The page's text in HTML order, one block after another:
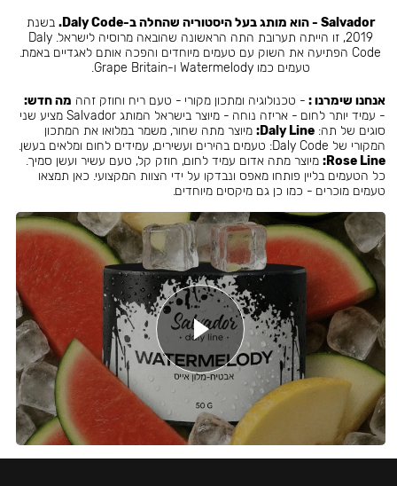
Salvador - הוא מותג בעל היסטוריה שהחלה ב-Daly Code.
בשנת
2019, זו הייתה תערובת התה הראשונה שהובאה מרוסיה לישראל. Daly
Code הפתיעה את השוק עם טעמים מיוחדים והפכה אותם לאגדיים באמת.
טעמים כמו Watermelody ו-Grape Britain.
אנחנו שימרנו : - טכנולוגיה ומתכון מקורי - טעם ריח וחוזק זהה מה חדש:
- עמיד יותר לחום - אריזה נוחה - מיוצר בישראל המותג Salvador מציע שני
סוגים של תה:Daly Line: מיוצר מתה שחור, משמר במלואו את המתכון
המקורי של Daly Code: טעמים בהירים ועשירים, עמידים לחום ומלאים בעשן.
Rose Line: מיוצר מתה אדום עמיד לחום, חוזק קל, טעם עשיר ועשן סמיך.
כל הטעמים בליין פותחו מאפס ונבדקו על ידי הצוות המקצועי. כאן תמצאו
טעמים מוכרים - כמו כן גם מיקסים מיוחדים.